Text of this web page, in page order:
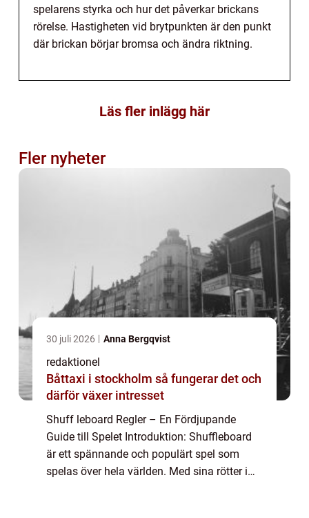
spelarens styrka och hur det påverkar brickans
rörelse. Hastigheten vid brytpunkten är den punkt
där brickan börjar bromsa och ändra riktning.
Läs fler inlägg här
Fler nyheter
30 juli 2026 Anna Bergqvist
redaktionel
Båttaxi i stockholm så fungerar det och
därför växer intresset
Shuff leboard Regler – En Fördjupande
Guide till Spelet Introduktion: Shuffleboard
är ett spännande och populärt spel som
spelas över hela världen. Med sina rötter i